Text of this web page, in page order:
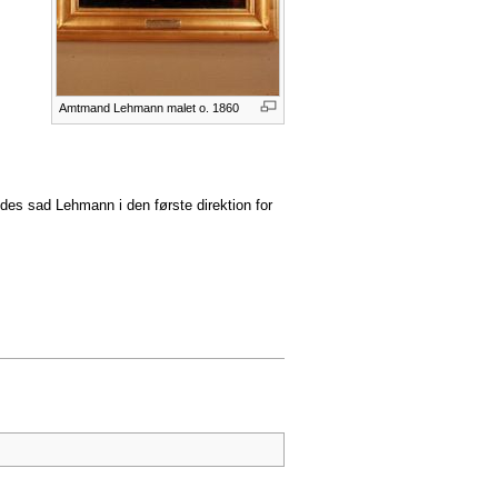
Amtmand Lehmann malet o. 1860
sad Lehmann i den første direktion for